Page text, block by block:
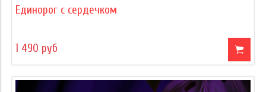
Единорог с сердечком
1 490 руб